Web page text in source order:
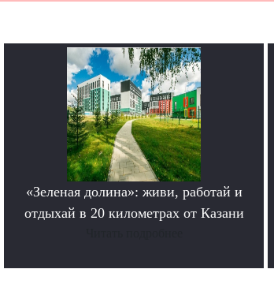
«Зеленая долина»: живи, работай и
отдыхай в 20 километрах от Казани